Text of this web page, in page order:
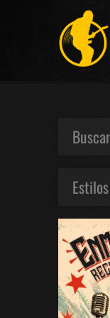
Estilos